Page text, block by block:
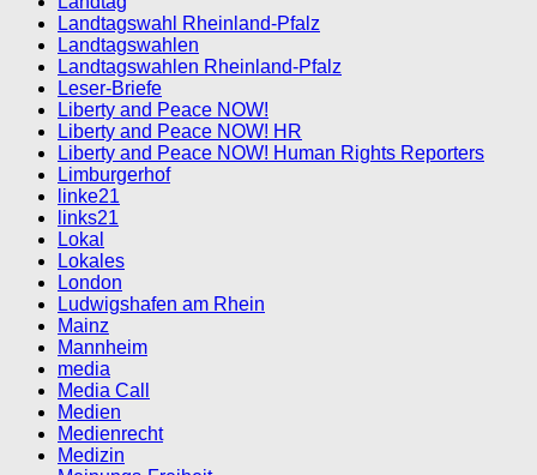
Landtagswahl Rheinland-Pfalz
Landtagswahlen
Landtagswahlen Rheinland-Pfalz
Leser-Briefe
Liberty and Peace NOW!
Liberty and Peace NOW! HR
Liberty and Peace NOW! Human Rights Reporters
Limburgerhof
linke21
links21
Lokal
Lokales
London
Ludwigshafen am Rhein
Mainz
Mannheim
media
Media Call
Medien
Medienrecht
Medizin